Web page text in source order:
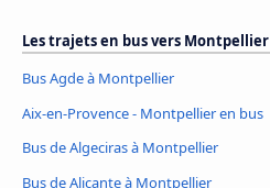
Les trajets en bus vers Montpellier
Bus Agde à Montpellier
Aix-en-Provence - Montpellier en bus
Bus de Algeciras à Montpellier
Bus de Alicante à Montpellier